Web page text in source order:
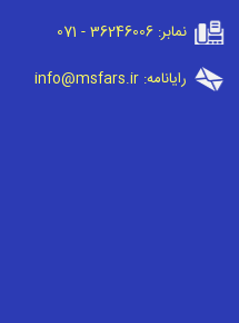
نمابر:071 - 36246006
رایانامه:info@msfars.ir